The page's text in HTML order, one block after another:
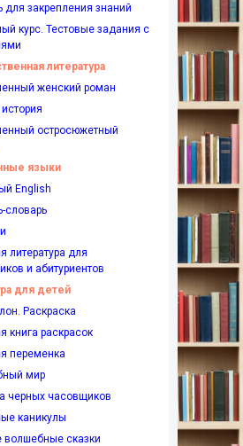
для закрепления знаний
курс. Тестовые задания с
литература
женский роман
остросюжетный
языки
English
словарь
литература для
и абитуриентов
для детей
Раскраска
книга раскрасок
переменка
мир
черных часовщиков
каникулы
волшебные сказки